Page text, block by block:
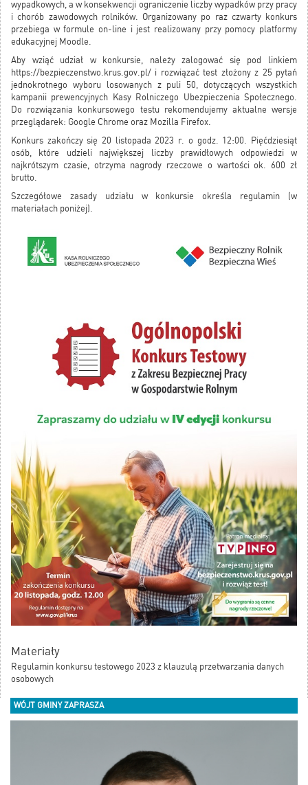
wypadkowych, a w konsekwencji ograniczenie liczby wypadków przy pracy
i chorób zawodowych rolników. Organizowany po raz czwarty konkurs
przebiega w formule on-line i jest realizowany przy pomocy platformy
edukacyjnej Moodle.
Aby wziąć udział w konkursie, należy zalogować się pod linkiem
https://bezpieczenstwo.krus.gov.pl/ i rozwiązać test złożony z 25 pytań
jednokrotnego wyboru losowanych z puli 50, dotyczących wszystkich
kampanii prewencyjnych Kasy Rolniczego Ubezpieczenia Społecznego.
Do rozwiązania konkursowego testu rekomendujemy aktualne wersje
przeglądarek: Google Chrome oraz Mozilla Firefox.
Konkurs zakończy się 20 listopada 2023 r. o godz. 12:00. Pięćdziesiąt
osób, które udzieli największej liczby prawidłowych odpowiedzi w
najkrótszym czasie, otrzyma nagrody rzeczowe o wartości ok. 600 zł
brutto.
Szczegółowe zasady udziału w konkursie określa regulamin (w
materiałach poniżej).
Materiały
Regulamin konkursu testowego 2023 z klauzulą przetwarzania danych
osobowych
WÓJT GMINY ZAPRASZA